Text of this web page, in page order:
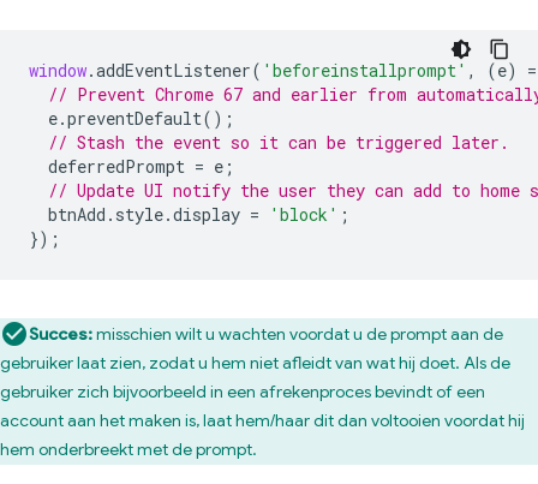
window.addEventListener( 'beforeinstallprompt' , (e) =
// Prevent Chrome 67 and earlier from
e.preventDefault();
// Stash the event so it can be triggered later.
deferredPrompt = e ;
// Update UI notify the user they can add to home
btnAdd . style.display = 'block' ;
});
Succes:misschien wilt u wachten voordat u de prompt aan de
gebruiker laat zien, zodat u hem niet afleidt van wat hij doet. Als de
gebruiker zich bijvoorbeeld in een afrekenproces bevindt of een
account aan het maken is, laat hem/haar dit dan voltooien voordat hij
hem onderbreekt met de prompt.